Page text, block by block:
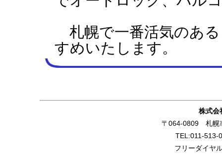
札幌で一番活気のあ
すめいたします。
株式会
〒064-0809 札幌
TEL:011-
フリーダイヤ